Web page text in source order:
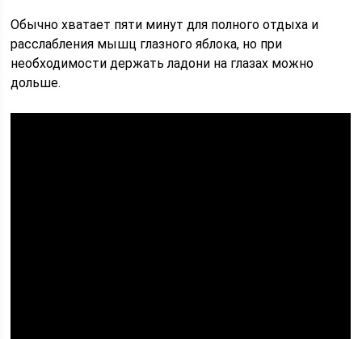
Обычно хватает пяти минут для полного отдыха и
расслабления мышц глазного яблока, но при
необходимости держать ладони на глазах можно
дольше.